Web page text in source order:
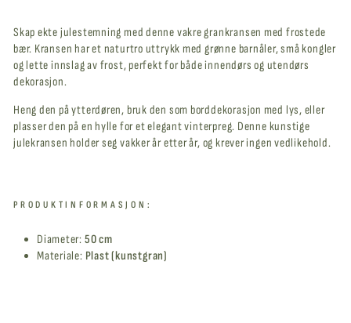
Skap ekte julestemning med denne vakre gran­kransen med frostede
bær. Kransen har et naturtro uttrykk med grønne barnåler, små kongler
og lette innslag av frost, perfekt for både innendørs og utendørs
dekorasjon.
Heng den på ytterdøren, bruk den som borddekorasjon med lys, eller
plasser den på en hylle for et elegant vinterpreg. Denne kunstige
julekransen holder seg vakker år etter år, og krever ingen vedlikehold.
PRODUKTINFORMASJON:
Diameter: 50 cm
Materiale: Plast (kunstgran)